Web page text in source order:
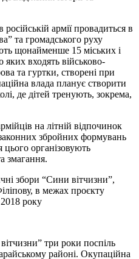
армії провадиться в
та громадського руху
щонайменше 15 міських і
входять військово-
та гуртки, створені при
влада планує створити
де дітей тренують, зокрема,
на літній відпочинок
збройних формувань
цього організовують
змагання.
збори “Сини вітчизни”,
в межах проєкту
року
три роки поспіль
районі. Окупаційна